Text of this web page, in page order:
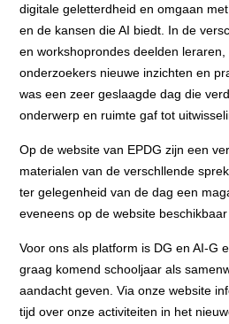
digitale geletterdheid en omgaan
en de kansen die AI biedt. In de
en workshoprondes deelden
onderzoekers nieuwe inzichten en
was een zeer geslaagde dag die
onderwerp en ruimte gaf tot
Op de website van EPDG zijn een
materialen van de verschllende
ter gelegenheid van de dag een
eveneens op de website beschikbaar
Voor ons als platform is DG en AI-G
graag komend schooljaar als
aandacht geven. Via onze website
tijd over onze activiteiten in het